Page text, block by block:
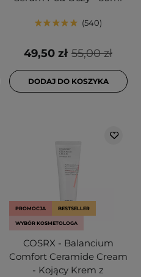
540
55,00 zł
49,50 zł
DODAJ DO KOSZYKA
PROMOCJA BESTSELLER
WYBÓR KOSMETOLOGA
COSRX - Balancium
Comfort Ceramide Cream
- Kojący Krem z